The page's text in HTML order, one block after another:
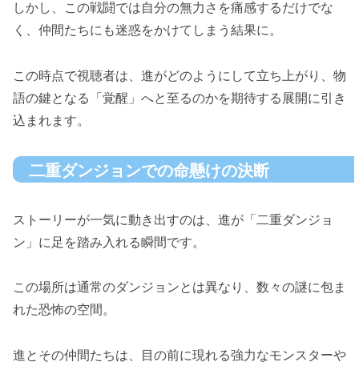
しかし、この戦闘では自分の無力さを痛感するだけでな
く、仲間たちにも迷惑をかけてしまう結果に。
この時点で視聴者は、進がどのようにして立ち上がり、物
語の鍵となる「覚醒」へと至るのかを期待する展開に引き
込まれます。
二重ダンジョンでの命懸けの決断
ストーリーが一気に動き出すのは、進が「二重ダンジョ
ン」に足を踏み入れる瞬間です。
この場所は通常のダンジョンとは異なり、数々の謎に包ま
れた恐怖の空間。
進とその仲間たちは、目の前に現れる強力なモンスターや